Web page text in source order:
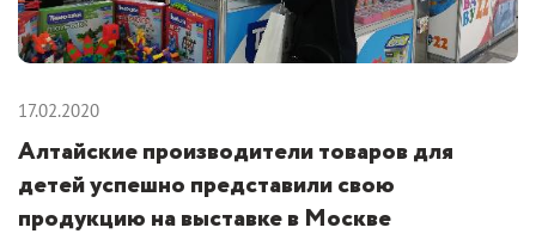
17.02.2020
Алтайские производители товаров для
детей успешно представили свою
продукцию на выставке в Москве